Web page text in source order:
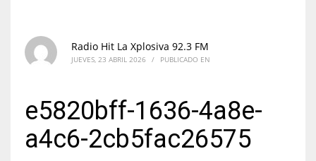
Radio Hit La Xplosiva 92.3 FM
JUEVES, 23 ABRIL 2026 / PUBLICADO EN
e5820bff-1636-4a8e-
a4c6-2cb5fac26575